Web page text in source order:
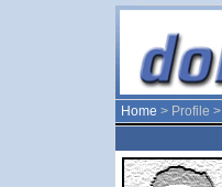
Home > Profile >